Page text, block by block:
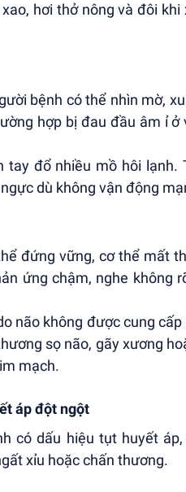
hơi thở nông và đôi
bệnh có thể nhìn mờ,
hợp bị đau đầu âm ỉ ở
tay đổ nhiều mồ hôi
dù không vận động
đứng vững, cơ thể mất
ứng chậm, nghe không
não không được cung
sọ não, gãy xương
mạch.
áp đột ngột
có dấu hiệu tụt huyết
xỉu hoặc chấn thương.